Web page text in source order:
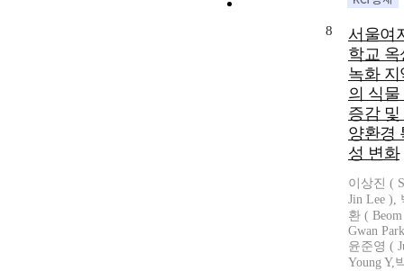
8
서울여
학교 옥
녹화 지
의 식물
증감 및
양환경
성 변화
이상진 (
Jin Lee ),
환 ( Beom
Gwan
윤준영 (
Young Y,